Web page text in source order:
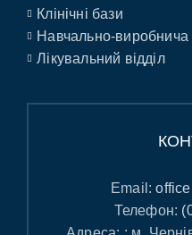
Клінічні бази
Навчально-виробнича
Лікувальний відділ
Email:
Телефон: